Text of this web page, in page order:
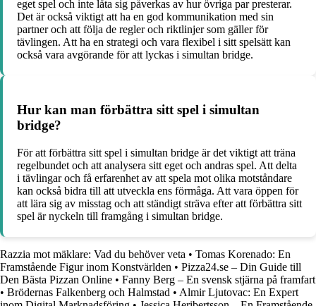
eget spel och inte låta sig påverkas av hur övriga par presterar.
Det är också viktigt att ha en god kommunikation med sin
partner och att följa de regler och riktlinjer som gäller för
tävlingen. Att ha en strategi och vara flexibel i sitt spelsätt kan
också vara avgörande för att lyckas i simultan bridge.
Hur kan man förbättra sitt spel i simultan
bridge?
För att förbättra sitt spel i simultan bridge är det viktigt att träna
regelbundet och att analysera sitt eget och andras spel. Att delta
i tävlingar och få erfarenhet av att spela mot olika motståndare
kan också bidra till att utveckla ens förmåga. Att vara öppen för
att lära sig av misstag och att ständigt sträva efter att förbättra sitt
spel är nyckeln till framgång i simultan bridge.
Razzia mot mäklare: Vad du behöver veta • Tomas Korenado: En
Framstående Figur inom Konstvärlden • Pizza24.se – Din Guide till
Den Bästa Pizzan Online • Fanny Berg – En svensk stjärna på framfart
• Brödernas Falkenberg och Halmstad • Almir Ljutovac: En Expert